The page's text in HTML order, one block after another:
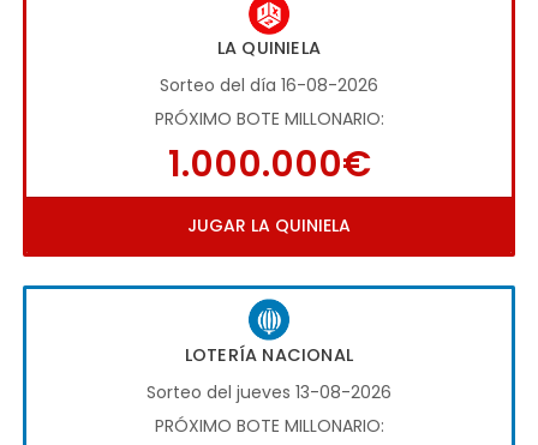
LA QUINIELA
Sorteo del día 16-08-2026
PRÓXIMO BOTE MILLONARIO:
1.000.000€
JUGAR LA QUINIELA
LOTERÍA NACIONAL
Sorteo del jueves 13-08-2026
PRÓXIMO BOTE MILLONARIO: